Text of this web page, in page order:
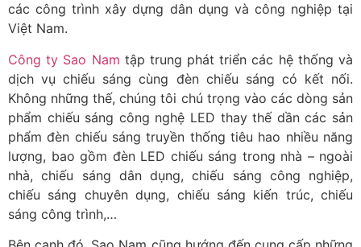
các công trình xây dựng dân dụng và công nghiệp tại
Việt Nam.
Công ty Sao Nam tập trung phát triển các hệ thống và
dịch vụ chiếu sáng cùng đèn chiếu sáng có kết nối.
Không những thế, chúng tôi chú trọng vào các dòng sản
phẩm chiếu sáng công nghệ LED thay thế dần các sản
phẩm đèn chiếu sáng truyền thống tiêu hao nhiều năng
lượng, bao gồm đèn LED chiếu sáng trong nhà – ngoài
nhà, chiếu sáng dân dụng, chiếu sáng công nghiệp,
chiếu sáng chuyên dụng, chiếu sáng kiến trúc, chiếu
sáng công trình,…